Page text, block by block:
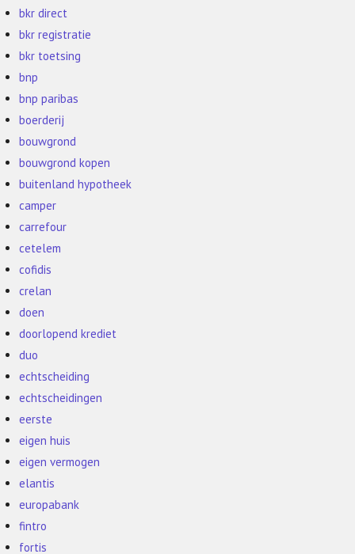
bkr direct
bkr registratie
bkr toetsing
bnp
bnp paribas
boerderij
bouwgrond
bouwgrond kopen
buitenland hypotheek
camper
carrefour
cetelem
cofidis
crelan
doen
doorlopend krediet
duo
echtscheiding
echtscheidingen
eerste
eigen huis
eigen vermogen
elantis
europabank
fintro
fortis